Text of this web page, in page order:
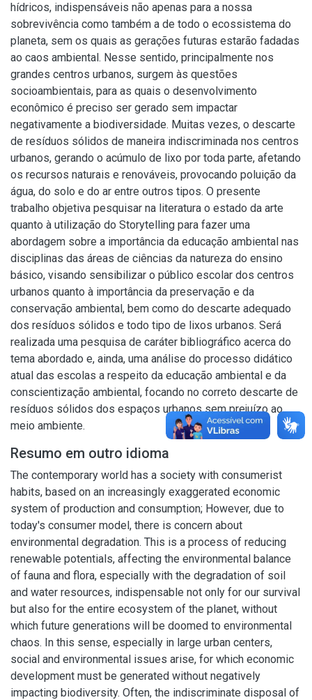
hídricos, indispensáveis não apenas para a nossa
sobrevivência como também a de todo o ecossistema do
planeta, sem os quais as gerações futuras estarão fadadas
ao caos ambiental. Nesse sentido, principalmente nos
grandes centros urbanos, surgem às questões
socioambientais, para as quais o desenvolvimento
econômico é preciso ser gerado sem impactar
negativamente a biodiversidade. Muitas vezes, o descarte
de resíduos sólidos de maneira indiscriminada nos centros
urbanos, gerando o acúmulo de lixo por toda parte, afetando
os recursos naturais e renováveis, provocando poluição da
água, do solo e do ar entre outros tipos. O presente
trabalho objetiva pesquisar na literatura o estado da arte
quanto à utilização do Storytelling para fazer uma
abordagem sobre a importância da educação ambiental nas
disciplinas das áreas de ciências da natureza do ensino
básico, visando sensibilizar o público escolar dos centros
urbanos quanto à importância da preservação e da
conservação ambiental, bem como do descarte adequado
dos resíduos sólidos e todo tipo de lixos urbanos. Será
realizada uma pesquisa de caráter bibliográfico acerca do
tema abordado e, ainda, uma análise do processo didático
atual das escolas a respeito da educação ambiental e da
conscientização ambiental, focando no correto descarte de
resíduos sólidos dos espaços urbanos sem prejuízo ao
meio ambiente.
Resumo em outro idioma
The contemporary world has a society with consumerist
habits, based on an increasingly exaggerated economic
system of production and consumption; However, due to
today's consumer model, there is concern about
environmental degradation. This is a process of reducing
renewable potentials, affecting the environmental balance
of fauna and flora, especially with the degradation of soil
and water resources, indispensable not only for our survival
but also for the entire ecosystem of the planet, without
which future generations will be doomed to environmental
chaos. In this sense, especially in large urban centers,
social and environmental issues arise, for which economic
development must be generated without negatively
impacting biodiversity. Often, the indiscriminate disposal of